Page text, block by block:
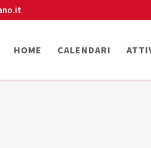
HOME CALENDARI